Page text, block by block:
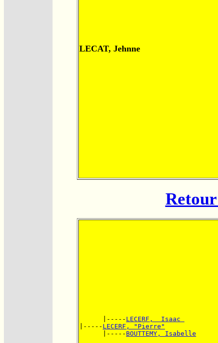
LECAT, Jehnne
      |-----
LECERF,  Isaac
|----- LECERF, "Pierre"
      |-----
BOUTTEMY, Isabelle